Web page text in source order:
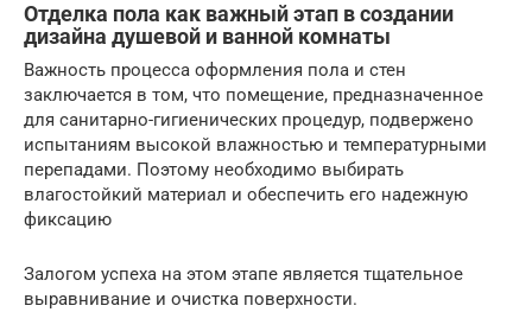
Отделка пола как важный этап в создании
дизайна душевой и ванной комнаты
Важность процесса оформления пола и стен
заключается в том, что помещение, предназначенное
для санитарно-гигиенических процедур, подвержено
испытаниям высокой влажностью и температурными
перепадами. Поэтому необходимо выбирать
влагостойкий материал и обеспечить его надежную
фиксацию
Залогом успеха на этом этапе является тщательное
выравнивание и очистка поверхности.